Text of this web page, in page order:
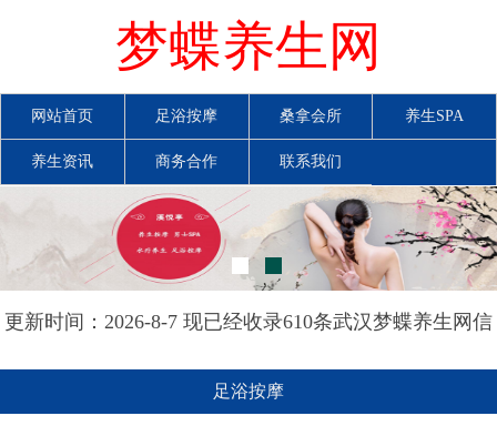
梦蝶养生网
网站首页 足浴按摩 桑拿会所 养生SPA
养生资讯 商务合作 联系我们
更新时间：2026-8-7 现已经收录610条武汉梦蝶养生网信
足浴按摩